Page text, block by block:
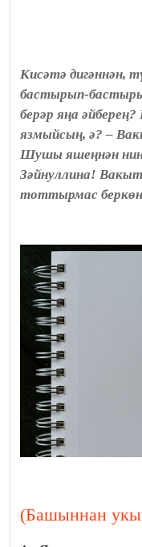
Кисәтә дигәннән,
бастырып-
берәр яңа
язмыйсың, ә? –
Шушы яшеңнән
Зәйнуллина!
тоттырмас
(Башыннан